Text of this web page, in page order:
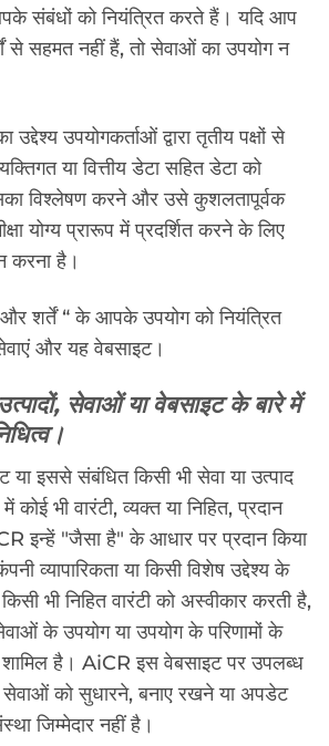
संबंधों को नियंत्रित करते हैं। यदि आप
से सहमत नहीं हैं, तो सेवाओं का उपयोग न
उपयोगकर्ताओं द्वारा तृतीय पक्षों से
या वित्तीय डेटा सहित डेटा को
विश्लेषण करने और उसे कुशलतापूर्वक
योग्य प्रारूप में प्रदर्शित करने के लिए
करना है।
और शर्तें “ के आपके उपयोग को नियंत्रित
और यह वेबसाइट।
सेवाओं या वेबसाइट के बारे में
इससे संबंधित किसी भी सेवा या उत्पाद
भी वारंटी, व्यक्त या निहित, प्रदान
इन्हें "जैसा है" के आधार पर प्रदान किया
व्यापारिकता या किसी विशेष उद्देश्य के
भी निहित वारंटी को अस्वीकार करती है,
के उपयोग या उपयोग के परिणामों के
शामिल है। AiCR इस वेबसाइट पर उपलब्ध
को सुधारने, बनाए रखने या अपडेट
जिम्मेदार नहीं है।